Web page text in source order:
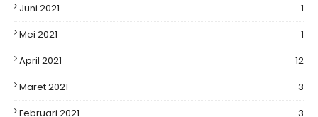
Juni 2021
1
Mei 2021
1
April 2021
12
Maret 2021
3
Februari 2021
3